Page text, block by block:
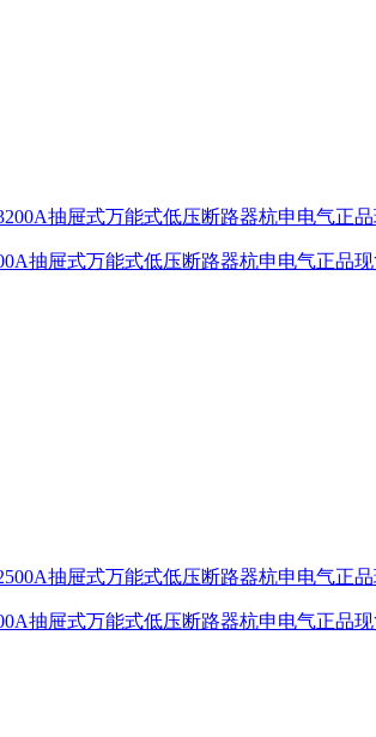
抽屉式万能式低压断路器杭申电气正品
抽屉式万能式低压断路器杭申电气正品